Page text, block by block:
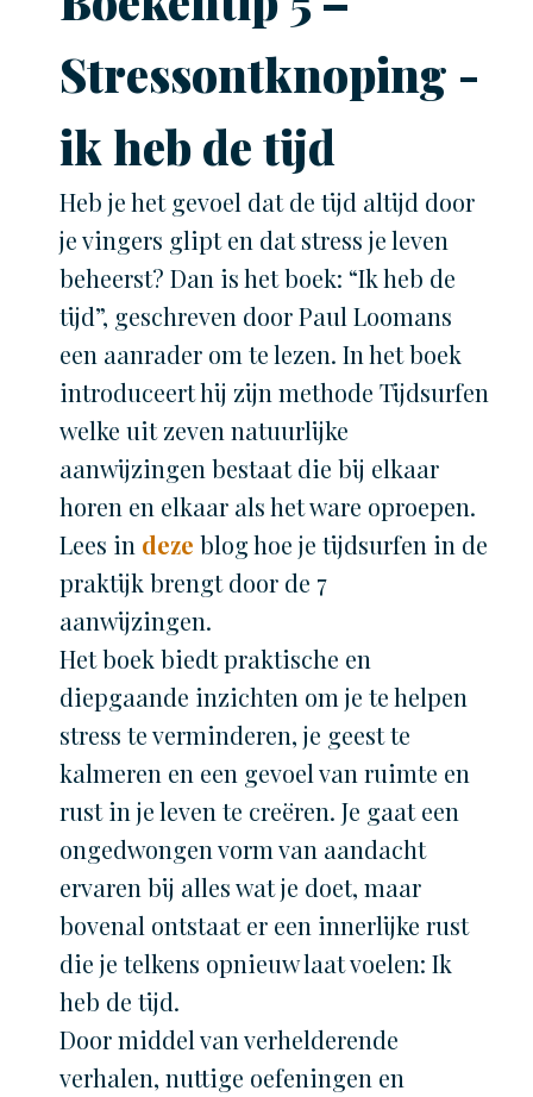
Stressontknoping -
ik heb de tijd
Heb je het gevoel dat de tijd altijd door
je vingers glipt en dat stress je leven
beheerst? Dan is het boek: “Ik heb de
tijd”, geschreven door Paul Loomans
een aanrader om te lezen. In het boek
introduceert hij zijn methode Tijdsurfen
welke uit zeven natuurlijke
aanwijzingen bestaat die bij elkaar
horen en elkaar als het ware oproepen.
Lees in deze blog hoe je tijdsurfen in de
praktijk brengt door de 7
aanwijzingen.
Het boek biedt praktische en
diepgaande inzichten om je te helpen
stress te verminderen, je geest te
kalmeren en een gevoel van ruimte en
rust in je leven te creëren. Je gaat een
ongedwongen vorm van aandacht
ervaren bij alles wat je doet, maar
bovenal ontstaat er een innerlijke rust
die je telkens opnieuw laat voelen: Ik
heb de tijd.
Door middel van verhelderende
verhalen, nuttige oefeningen en